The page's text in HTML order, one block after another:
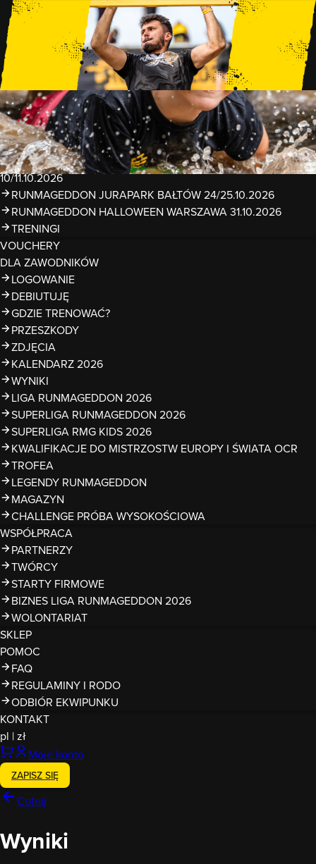
TRENINGI
WYDARZENIA
RUNMAGEDDON LUBLIN ZALEW ZEMBORZYCKI
22/23.08.2026
RUNMAGEDDON ERGO ARENA GDAŃSK/SOPOT
12/13.09.2026
RUNMAGEDDON KIDS: DEMO WARSZAWA 24/26.09.2026
RUNMAGEDDON WROCŁAW KOPALNIA ROLANTOWICE
26/27.09.2026
RUNMAGEDDON WARSZAWA TWIERDZA MODLIN
10/11.10.2026
RUNMAGEDDON JURAPARK BAŁTÓW 24/25.10.2026
RUNMAGEDDON HALLOWEEN WARSZAWA 31.10.2026
TRENINGI
VOUCHERY
DLA ZAWODNIKÓW
LOGOWANIE
DEBIUTUJĘ
GDZIE TRENOWAĆ?
PRZESZKODY
ZDJĘCIA
KALENDARZ 2026
WYNIKI
LIGA RUNMAGEDDON 2026
SUPERLIGA RUNMAGEDDON 2026
SUPERLIGA RMG KIDS 2026
KWALIFIKACJE DO MISTRZOSTW EUROPY I ŚWIATA OCR
TROFEA
LEGENDY RUNMAGEDDON
MAGAZYN
CHALLENGE PRÓBA WYSOKOŚCIOWA
WSPÓŁPRACA
PARTNERZY
TWÓRCY
STARTY FIRMOWE
BIZNES LIGA RUNMAGEDDON 2026
WOLONTARIAT
SKLEP
POMOC
FAQ
REGULAMINY I RODO
ODBIÓR EKWIPUNKU
KONTAKT
pl |zł
Moje konto
ZAPISZ SIĘ
Cofnij
Wyniki